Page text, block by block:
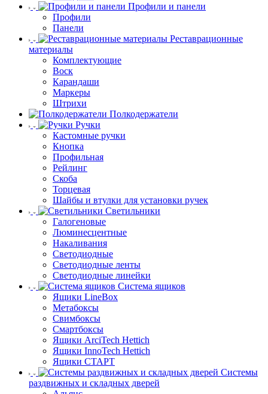
Профили и панели
Профили
Панели
Реставрационные
материалы
Комплектующие
Воск
Карандаши
Маркеры
Штрихи
Полкодержатели
Ручки
Кастомные ручки
Кнопка
Профильная
Рейлинг
Скоба
Торцевая
Шайбы и втулки для установки ручек
Светильники
Галогеновые
Люминесцентные
Накаливания
Светодиодные
Светодиодные ленты
Светодиодные линейки
Система ящиков
Ящики LineBox
Метабоксы
Свимбоксы
Смартбоксы
Ящики ArciTech Hettich
Ящики InnoTech Hettich
Ящики СТАРТ
Системы
раздвижных и складных дверей